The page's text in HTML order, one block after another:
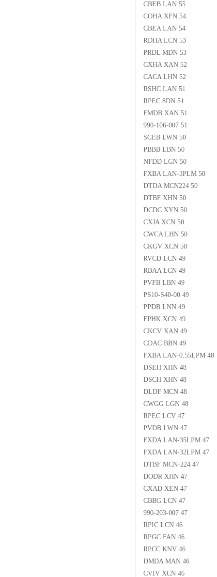
CBEB LAN 55
COHA XFN 54
CBEA LAN 54
RDHA LCN 53
PRDL MDN 53
CXHA XAN 52
CACA LHN 52
RSHC LAN 51
RPEC 8DN 51
FMDB XAN 51
990-106-007 51
SCEB LWN 50
PBBB LBN 50
NFDD LGN 50
FXBA LAN-3PLM 50
DTDA MCN224 50
DTBF XHN 50
DCDC XYN 50
CXJA XCN 50
CWCA LHN 50
CKGV XCN 50
RVCD LCN 49
RBAA LCN 49
PVFB LBN 49
PS10-S40-00 49
PPDB LNN 49
FPHK XCN 49
CKCV XAN 49
CDAC BBN 49
FXBA LAN-0.55LPM 48
DSEH XHN 48
DSCH XHN 48
DLDF MCN 48
CWGG LGN 48
RPEC LCV 47
PVDB LWN 47
FXDA LAN-35LPM 47
FXDA LAN-32LPM 47
DTBF MCN-224 47
DODR XHN 47
CXAD XEN 47
CBBG LCN 47
990-203-007 47
RPIC LCN 46
RPGC FAN 46
RPCC KNV 46
DMDA MAN 46
CVIV XCN 46